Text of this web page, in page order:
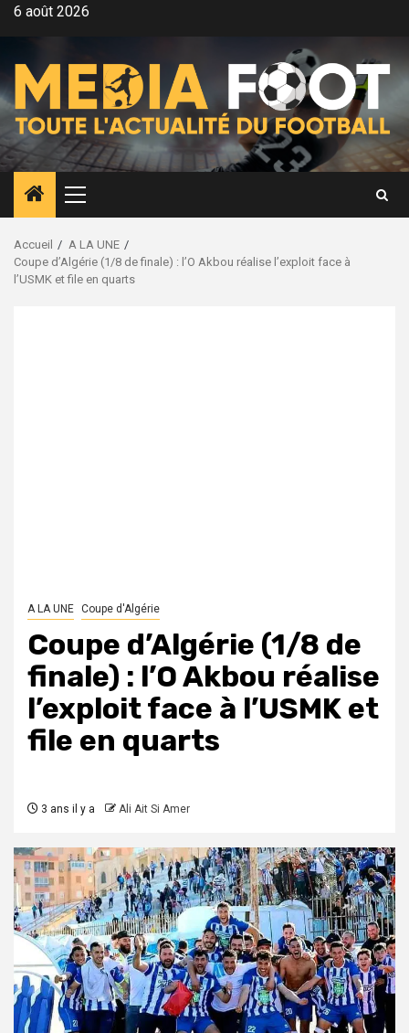
Aller6 août 2026
Menu
principal
Accueil
A LA UNE
Coupe d’Algérie (1/8 de finale) : l’O Akbou réalise l’exploit face à
l’USMK et file en quarts
A LA UNE Coupe d'Algérie
Coupe d’Algérie (1/8 de
finale) : l’O Akbou réalise
l’exploit face à l’USMK et
file en quarts
3 ans il y a Ali Ait Si Amer